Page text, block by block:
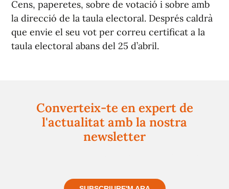
Cens, paperetes, sobre de votació i sobre amb
la direcció de la taula electoral. Després caldrà
que envie el seu vot per correu certificat a la
taula electoral abans del 25 d’abril.
Converteix-te en expert de
l'actualitat amb la nostra
newsletter